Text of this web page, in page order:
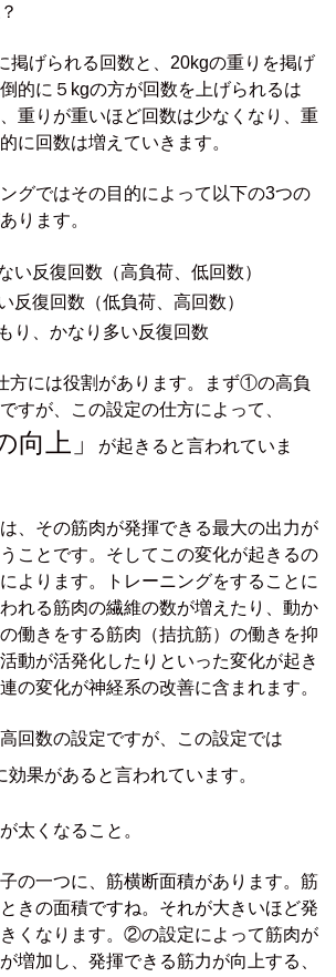
掲げられる回数と、20kgの重りを掲げ
的に５kgの方が回数を上げられるは
重りが重いほど回数は少なくなり、重
に回数は増えていきます。
グではその目的によって以下の3つの
ります。
い反復回数（高負荷、低回数）
反復回数（低負荷、高回数）
り、かなり多い反復回数
方には役割があります。まず①の高負
すが、この設定の仕方によって、
向上」
が起きると言われていま
、その筋肉が発揮できる最大の出力が
ことです。そしてこの変化が起きるの
によります。トレーニングをすることに
れる筋肉の繊維の数が増えたり、動か
働きをする筋肉（拮抗筋）の働きを抑
動が活発化したりといった変化が起き
の変化が神経系の改善に含まれます。
回数の設定ですが、この設定では
効果があると言われています。
太くなること。
の一つに、筋横断面積があります。筋
きの面積ですね。それが大きいほど発
くなります。②の設定によって筋肉が
増加し、発揮できる筋力が向上する、